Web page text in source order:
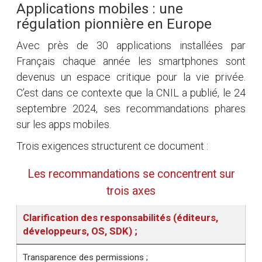
Applications mobiles : une
régulation pionnière en Europe
Avec près de 30 applications installées par
Français chaque année les smartphones sont
devenus un espace critique pour la vie privée.
C’est dans ce contexte que la CNIL a publié, le 24
septembre 2024, ses recommandations phares
sur les apps mobiles.
Trois exigences structurent ce document :
Les recommandations se concentrent sur
trois axes
Clarification des responsabilités (éditeurs,
développeurs, OS, SDK) ;
Transparence des permissions ;